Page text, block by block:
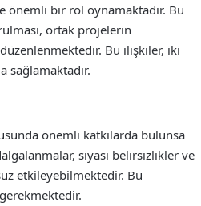
önemli bir rol oynamaktadır. Bu
ortak projelerin
Bu ilişkiler, iki
sağlamaktadır.
önemli katkılarda bulunsa
siyasi belirsizlikler ve
etkileyebilmektedir. Bu